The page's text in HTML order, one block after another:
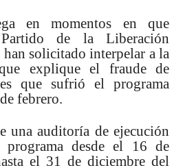
en momentos en que
de la Liberación
solicitado interpelar a la
explique el fraude de
que sufrió el programa
febrero.
una auditoría de ejecución
programa desde el 16 de
el 31 de diciembre del